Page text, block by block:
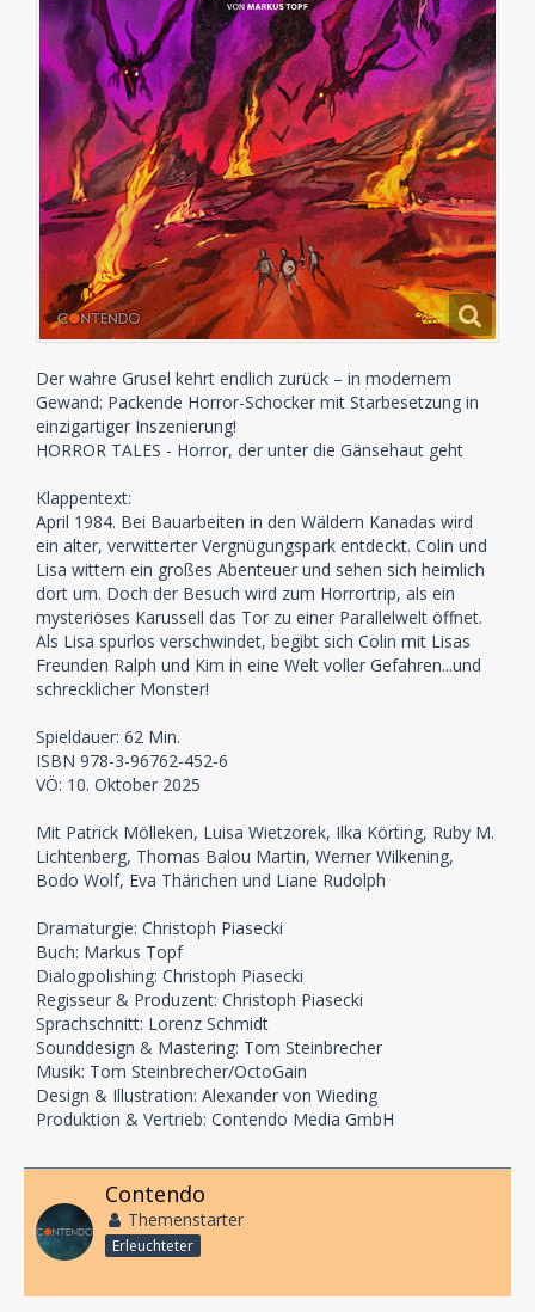
Der wahre Grusel kehrt endlich zurück – in modernem
Gewand: Packende Horror-Schocker mit Starbesetzung in
einzigartiger Inszenierung!
HORROR TALES - Horror, der unter die Gänsehaut geht
Klappentext:
April 1984. Bei Bauarbeiten in den Wäldern Kanadas wird
ein alter, verwitterter Vergnügungspark entdeckt. Colin und
Lisa wittern ein großes Abenteuer und sehen sich heimlich
dort um. Doch der Besuch wird zum Horrortrip, als ein
mysteriöses Karussell das Tor zu einer Parallelwelt öffnet.
Als Lisa spurlos verschwindet, begibt sich Colin mit Lisas
Freunden Ralph und Kim in eine Welt voller Gefahren...und
schrecklicher Monster!
Spieldauer: 62 Min.
ISBN 978-3-96762-452-6
VÖ: 10. Oktober 2025
Mit Patrick Mölleken, Luisa Wietzorek, Ilka Körting, Ruby M.
Lichtenberg, Thomas Balou Martin, Werner Wilkening,
Bodo Wolf, Eva Thärichen und Liane Rudolph
Dramaturgie: Christoph Piasecki
Buch: Markus Topf
Dialogpolishing: Christoph Piasecki
Regisseur & Produzent: Christoph Piasecki
Sprachschnitt: Lorenz Schmidt
Sounddesign & Mastering: Tom Steinbrecher
Musik: Tom Steinbrecher/OctoGain
Design & Illustration: Alexander von Wieding
Produktion & Vertrieb: Contendo Media GmbH
Contendo
Themenstarter
Erleuchteter